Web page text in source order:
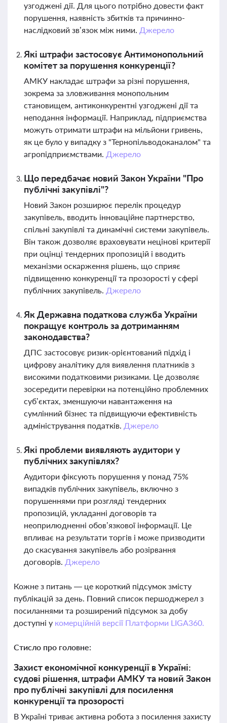
узгоджені дії. Для цього потрібно довести факт
порушення, наявність збитків та причинно-
наслідковий зв’язок між ними. Джерело
Які штрафи застосовує Антимонопольний
комітет за порушення конкуренції?
АМКУ накладає штрафи за різні порушення,
зокрема за зловживання монопольним
становищем, антиконкурентні узгоджені дії та
неподання інформації. Наприклад, підприємства
можуть отримати штрафи на мільйони гривень,
як це було у випадку з "Тернопільводоканалом" та
агропідприємствами. Джерело
Що передбачає новий Закон України "Про
публічні закупівлі"?
Новий Закон розширює перелік процедур
закупівель, вводить інноваційне партнерство,
спільні закупівлі та динамічні системи закупівель.
Він також дозволяє враховувати нецінові критерії
при оцінці тендерних пропозицій і вводить
механізми оскарження рішень, що сприяє
підвищенню конкуренції та прозорості у сфері
публічних закупівель. Джерело
Як Державна податкова служба України
покращує контроль за дотриманням
законодавства?
ДПС застосовує ризик-орієнтований підхід і
цифрову аналітику для виявлення платників з
високими податковими ризиками. Це дозволяє
зосередити перевірки на потенційно проблемних
суб’єктах, зменшуючи навантаження на
сумлінний бізнес та підвищуючи ефективність
адміністрування податків. Джерело
Які проблеми виявляють аудитори у
публічних закупівлях?
Аудитори фіксують порушення у понад 75%
випадків публічних закупівель, включно з
порушеннями при розгляді тендерних
пропозицій, укладанні договорів та
неоприлюдненні обов’язкової інформації. Це
впливає на результати торгів і може призводити
до скасування закупівель або розірвання
договорів. Джерело
Кожне з питань — це короткий підсумок змісту
публікацій за день. Повний список першоджерел з
посиланнями та розширений підсумок за добу
доступні у комерційній версії Платформи LIGA360.
Стисло про головне:
Захист економічної конкуренції в Україні:
судові рішення, штрафи АМКУ та новий Закон
про публічні закупівлі для посилення
конкуренції та прозорості
В Україні триває активна робота з посилення захисту